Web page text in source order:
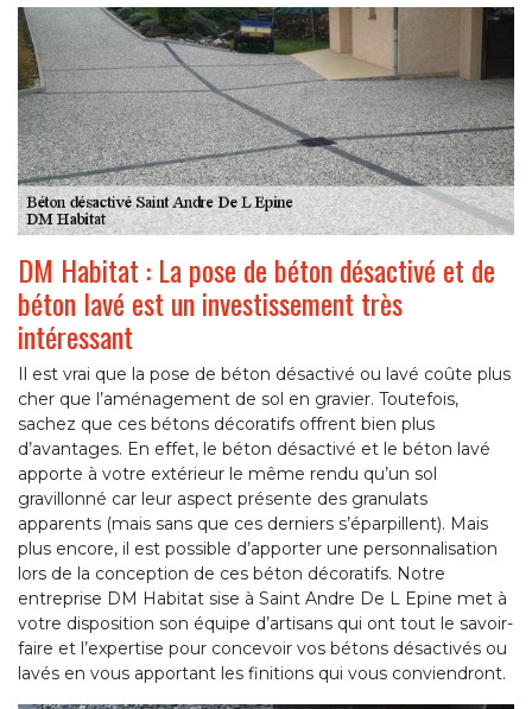
DM Habitat : La pose de béton désactivé et de
béton lavé est un investissement très
intéressant
Il est vrai que la pose de béton désactivé ou lavé coûte plus
cher que l’aménagement de sol en gravier. Toutefois,
sachez que ces bétons décoratifs offrent bien plus
d’avantages. En effet, le béton désactivé et le béton lavé
apporte à votre extérieur le même rendu qu’un sol
gravillonné car leur aspect présente des granulats
apparents (mais sans que ces derniers s’éparpillent). Mais
plus encore, il est possible d’apporter une personnalisation
lors de la conception de ces béton décoratifs. Notre
entreprise DM Habitat sise à Saint Andre De L Epine met à
votre disposition son équipe d’artisans qui ont tout le savoir-
faire et l’expertise pour concevoir vos bétons désactivés ou
lavés en vous apportant les finitions qui vous conviendront.